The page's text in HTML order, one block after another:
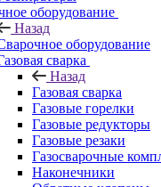
оборудование
Назад
оборудование
сварка
Назад
Газовая сварка
Газовые горелки
Газовые редукторы
Газовые резаки
Газосварочные
Наконечники